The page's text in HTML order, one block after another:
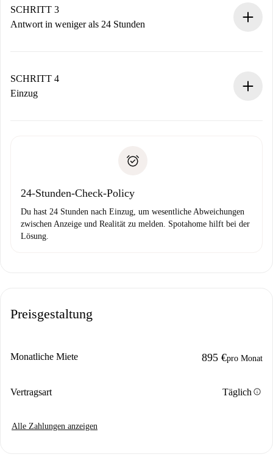
Denk daran, dass wir dich erst belasten, wenn der
Vermieter zustimmt.
SCHRITT 3
Antwort in weniger als 24 Stunden
stellen den Kontakt her.
Wenn der Vermieter ablehnen muss, entstehen keine
SCHRITT 4
Einzug
24-Stunden-Check-Policy
Du hast 24 Stunden nach Einzug, um wesentliche Abweichungen
zwischen Anzeige und Realität zu melden. Spotahome hilft bei der
Lösung.
Preisgestaltung
Monatliche Miete 895 €pro Monat
Vertragsart Täglichinfo
Alle Zahlungen anzeigen